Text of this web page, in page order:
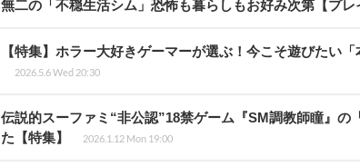
無二の「不穏生活シム」恐怖も暮らしもお好み次第【プレ
【特集】ホラー大好きゲーマーが選ぶ！今こそ遊びたい
2026.5.6 Wed 20:30
伝説的スーファミ“非公認”18禁ゲーム『SM調教師瞳』の
た【特集】
2026.1.12 Mon 19:00